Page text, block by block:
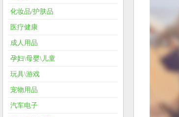
化妆品/护肤品
医疗健康
成人用品
孕妇\母婴\儿童
玩具\游戏
宠物用品
汽车电子